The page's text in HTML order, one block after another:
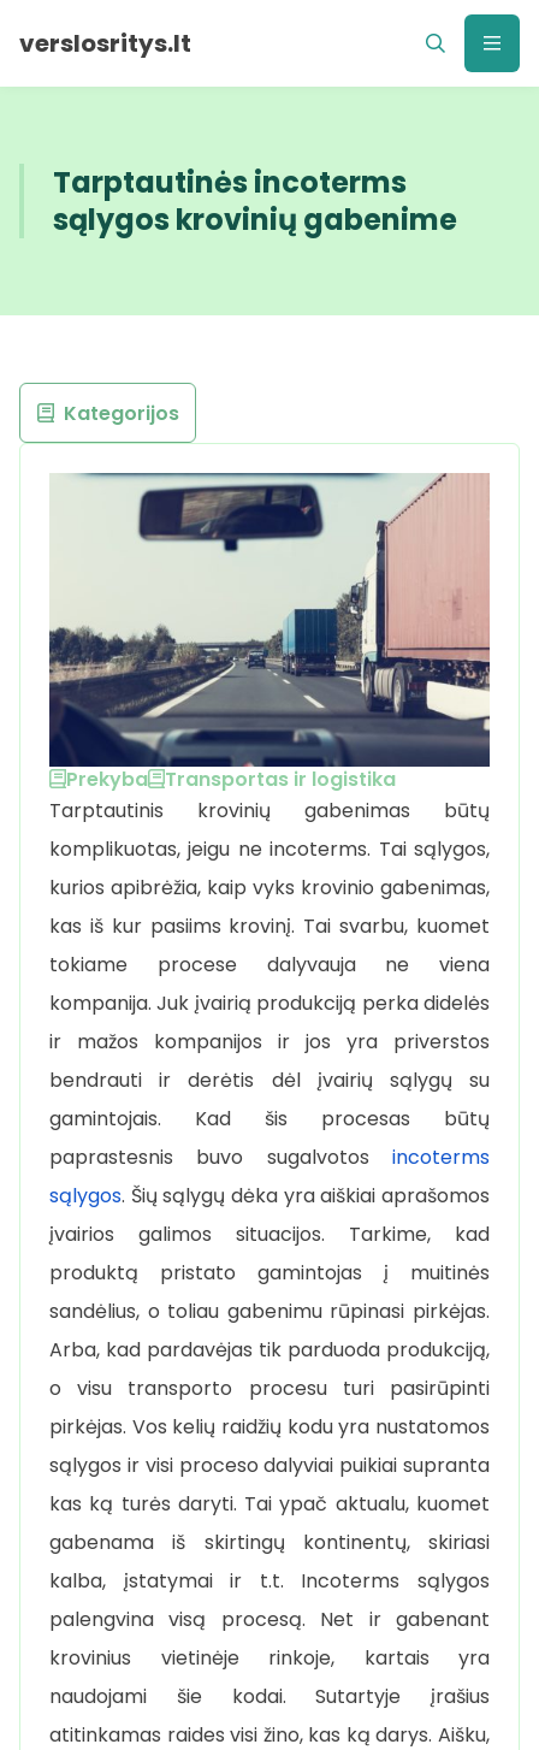
verslosritys.lt
Tarptautinės incoterms
sąlygos krovinių gabenime
Prekyba
Transportas ir logistika
Tarptautinis krovinių gabenimas būtų
komplikuotas, jeigu ne incoterms. Tai sąlygos,
kurios apibrėžia, kaip vyks krovinio gabenimas,
kas iš kur pasiims krovinį. Tai svarbu, kuomet
tokiame procese dalyvauja ne viena
kompanija. Juk įvairią produkciją perka didelės
ir mažos kompanijos ir jos yra priverstos
bendrauti ir derėtis dėl įvairių sąlygų su
gamintojais. Kad šis procesas būtų
paprastesnis buvo sugalvotos incoterms
sąlygos. Šių sąlygų dėka yra aiškiai aprašomos
įvairios galimos situacijos. Tarkime, kad
produktą pristato gamintojas į muitinės
sandėlius, o toliau gabenimu rūpinasi pirkėjas.
Arba, kad pardavėjas tik parduoda produkciją,
o visu transporto procesu turi pasirūpinti
pirkėjas. Vos kelių raidžių kodu yra nustatomos
sąlygos ir visi proceso dalyviai puikiai supranta
kas ką turės daryti. Tai ypač aktualu, kuomet
gabenama iš skirtingų kontinentų, skiriasi
kalba, įstatymai ir t.t. Incoterms sąlygos
palengvina visą procesą. Net ir gabenant
krovinius vietinėje rinkoje, kartais yra
naudojami šie kodai. Sutartyje įrašius
atitinkamas raides visi žino, kas ką darys. Aišku,
Kategorijos